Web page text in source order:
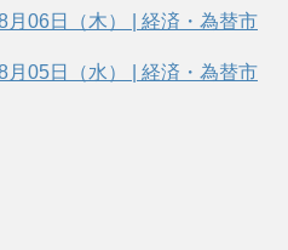
06日（木） | 経済・為替市
05日（水） | 経済・為替市